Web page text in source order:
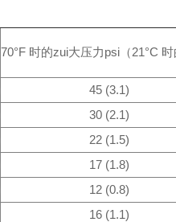
70°F 时的zui大压力psi（21°C
45 (3.1)
30 (2.1)
22 (1.5)
17 (1.8)
12 (0.8)
16 (1.1)